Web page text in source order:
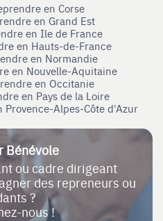
en Corse
en Grand Est
en Ile de France
en Hauts-de-France
en Normandie
en Nouvelle-Aquitaine
en Occitanie
en Pays de la Loire
Alpes-Côte d'Azur
Bénévole
ou cadre dirigeant
des repreneurs ou
?
nous !